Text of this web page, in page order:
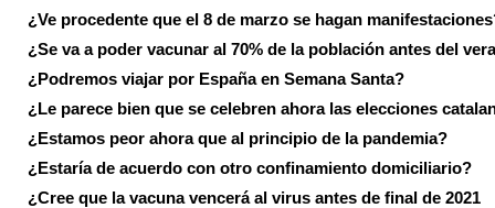
¿Ve procedente que el 8 de marzo se hagan
¿Se va a poder vacunar al 70% de la población antes del
¿Podremos viajar por España en Semana Santa?
¿Le parece bien que se celebren ahora las elecciones
¿Estamos peor ahora que al principio de la pandemia?
¿Estaría de acuerdo con otro confinamiento domiciliario?
¿Cree que la vacuna vencerá al virus antes de final de 2021